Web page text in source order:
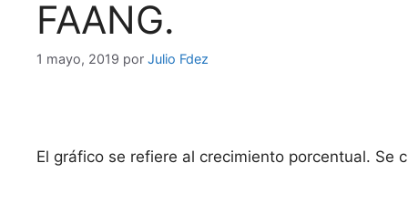
FAANG.
1 mayo, 2019 por Julio Fdez
El gráfico se refiere al crecimiento porcentual. Se